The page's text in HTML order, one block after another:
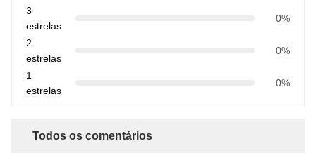
3
estrelas
0%
2
estrelas
0%
1
estrelas
0%
Todos os comentários